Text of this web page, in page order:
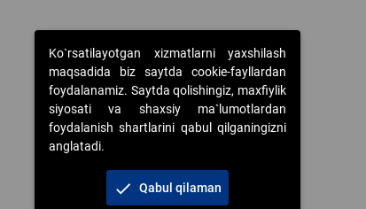
Ko`rsatilayotgan xizmatlarni yaxshilash
maqsadida biz saytda cookie-fayllardan
foydalanamiz. Saytda qolishingiz, maxfiylik
siyosati va shaxsiy ma`lumotlardan
foydalanish shartlarini qabul qilganingizni
anglatadi.
check Qabul qilaman